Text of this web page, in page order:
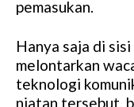
pemasukan.
Hanya saja di
melontarkan
teknologi
niatan tersebut,